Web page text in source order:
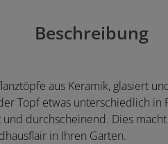
Beschreibung
aus Keramik, glasiert
Topf etwas unterschiedlich in
durchscheinend. Dies
in Ihren Garten.